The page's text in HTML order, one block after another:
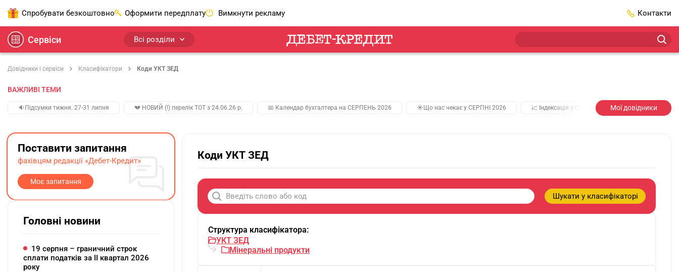
Спробувати безкоштовно Оформити передплату Вимкнути рекламу Контакти
Сервіси Всі розділи
Довідники і сервіси Класифікатори Коди УКТ ЗЕД
ВАЖЛИВІ ТЕМИ
🔉Підсумки тижня. 27-31 липня 💔 НОВИЙ (!) перелік ТОТ з 24.06.26 р. 📅 Календар бухгалтера на СЕРПЕНЬ 2026 ☀️Що нас чекає у СЕРПНІ 2026 📈 Індексація у СЕРПНІ 2️⃣0️⃣2️⃣7️⃣ Усі
Мої довідники
Коди УКТ ЗЕД
Шукати у класифікаторі
Структура класифікатора:
УКТ ЗЕД
Мiнеральнi продукти
Поставити запитання
фахівцям редакції «Дебет-Кредит»
Моє запитання
Головні новини
19 серпня – граничний строк
сплати податків за ІI квартал 2026
року